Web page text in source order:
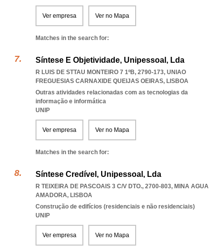
Ver empresa Ver no Mapa
Matches in the search for:
Síntese E Objetividade, Unipessoal, Lda
R LUIS DE STTAU MONTEIRO 7 1ºB, 2790-173, UNIAO
FREGUESIAS CARNAXIDE QUEIJAS OEIRAS, LISBOA
Outras atividades relacionadas com as tecnologias da
informação e informática
UNIP
Ver empresa Ver no Mapa
Matches in the search for:
Síntese Credível, Unipessoal, Lda
R TEIXEIRA DE PASCOAIS 3 C/V DTO., 2700-803, MINA AGUA
AMADORA, LISBOA
Construção de edifícios (residenciais e não residenciais)
UNIP
Ver empresa Ver no Mapa